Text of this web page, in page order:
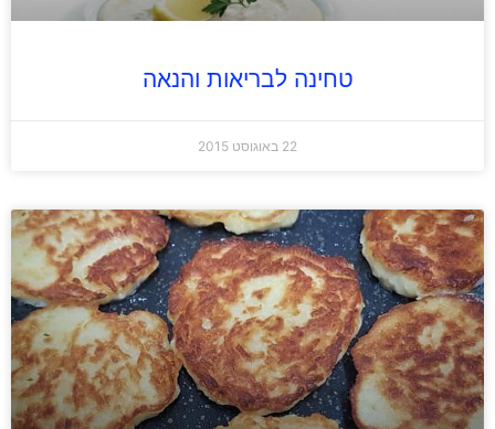
טחינה לבריאות והנאה
22 באוגוסט 2015